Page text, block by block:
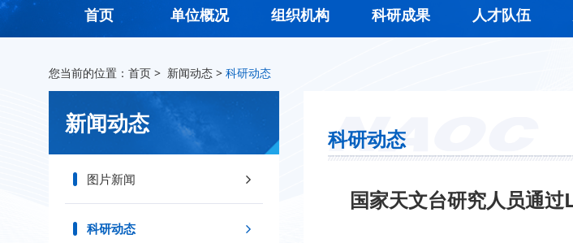
首页 单位概况 组织机构 科研成果 人才队伍
您当前的位置： 首页 > 新闻动态 > 科研动态
新闻动态
图片新闻
科研动态
科研动态
国家天文台研究人员通